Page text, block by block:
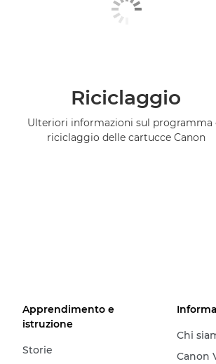
Riciclaggio
Ulteriori informazioni sul programma
riciclaggio delle cartucce Canon
Apprendimento e
istruzione
Storie
Chi
Canon